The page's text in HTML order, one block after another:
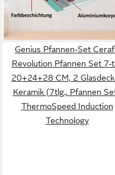
alle Herdarten geeignet
-41%
Genius Pfannen-Set
Revolution Pfannen Set 7-
20+24+28 CM, 2
Keramik (7tlg., Pfannen
ThermoSpeed Induction
Technology